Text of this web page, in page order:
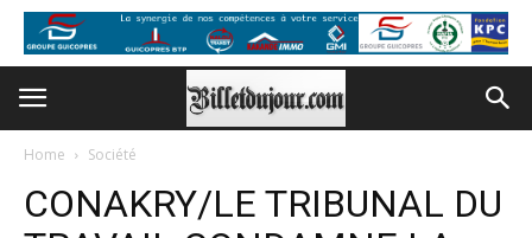
Home Société
CONAKRY/LE TRIBUNAL DU